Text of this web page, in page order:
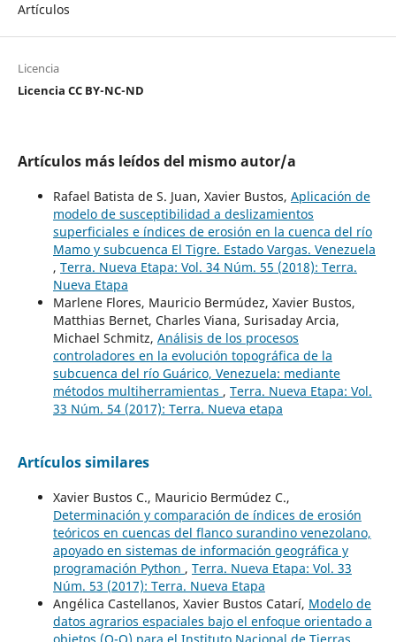
Artículos
Licencia
Licencia CC BY-NC-ND
Artículos más leídos del mismo autor/a
Rafael Batista de S. Juan, Xavier Bustos, Aplicación de
modelo de susceptibilidad a deslizamientos
superficiales e índices de erosión en la cuenca del río
Mamo y subcuenca El Tigre. Estado Vargas. Venezuela
, Terra. Nueva Etapa: Vol. 34 Núm. 55 (2018): Terra.
Nueva Etapa
Marlene Flores, Mauricio Bermúdez, Xavier Bustos,
Matthias Bernet, Charles Viana, Surisaday Arcia,
Michael Schmitz, Análisis de los procesos
controladores en la evolución topográfica de la
subcuenca del río Guárico, Venezuela: mediante
métodos multiherramientas , Terra. Nueva Etapa: Vol.
33 Núm. 54 (2017): Terra. Nueva etapa
Artículos similares
Xavier Bustos C., Mauricio Bermúdez C.,
Determinación y comparación de índices de erosión
teóricos en cuencas del flanco surandino venezolano,
apoyado en sistemas de información geográfica y
programación Python , Terra. Nueva Etapa: Vol. 33
Núm. 53 (2017): Terra. Nueva Etapa
Angélica Castellanos, Xavier Bustos Catarí, Modelo de
datos agrarios espaciales bajo el enfoque orientado a